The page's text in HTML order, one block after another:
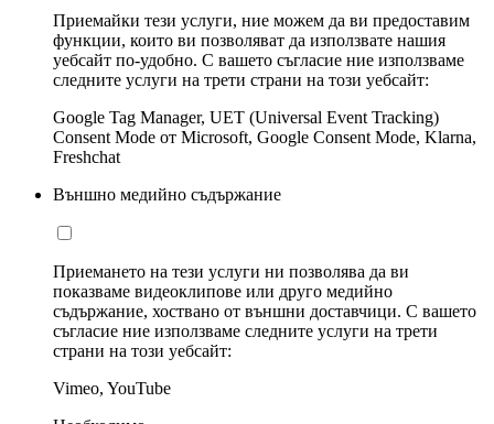
Приемайки тези услуги, ние можем да ви предоставим
функции, които ви позволяват да използвате нашия
уебсайт по-удобно. С вашето съгласие ние използваме
следните услуги на трети страни на този уебсайт:
Google Tag Manager, UET (Universal Event Tracking)
Consent Mode от Microsoft, Google Consent Mode, Klarna,
Freshchat
Външно медийно съдържание
Приемането на тези услуги ни позволява да ви
показваме видеоклипове или друго медийно
съдържание, хоствано от външни доставчици. С вашето
съгласие ние използваме следните услуги на трети
страни на този уебсайт:
Vimeo, YouTube